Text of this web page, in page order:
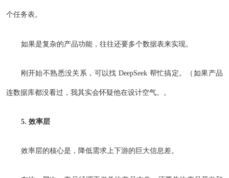
个任务表。
如果是复杂的产品功能，往往还要多个数据表来实现。
刚开始不熟悉没关系，可以找 DeepSeek 帮忙搞定。（如果产品
连数据库都没看过，我其实会怀疑他在设计空气。。
5. 效率层
效率层的核心是，降低需求上下游的巨大信息差。